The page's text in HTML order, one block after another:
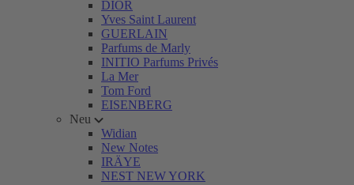
DIOR
Yves Saint Laurent
GUERLAIN
Parfums de Marly
INITIO Parfums Privés
La Mer
Tom Ford
EISENBERG
Neu
Widian
New Notes
IRÄYE
NEST NEW YORK